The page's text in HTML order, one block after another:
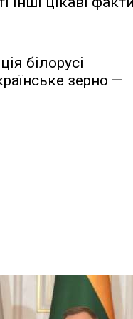
білорусі
зерно —